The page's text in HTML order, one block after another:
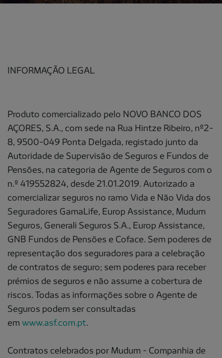
INFORMAÇÃO LEGAL
Produto comercializado pelo NOVO BANCO DOS
AÇORES, S.A., com sede na Rua Hintze Ribeiro, nº2-
8, 9500-049 Ponta Delgada, registado junto da
Autoridade de Supervisão de Seguros e Fundos de
Pensões, na categoria de Agente de Seguros com o
n.º 419552824, desde 21.01.2019. Autorizado a
comercializar seguros no ramo Vida e Não Vida dos
Seguradores GamaLife, Europ Assistance, Mudum
Seguros, Generali Seguros S.A., Europ Assistance,
GNB Fundos de Pensões e Coface. Sem poderes de
representação dos seguradores para a celebração
de contratos de seguro; sem poderes para receber
prémios de seguros e não assume a cobertura de
riscos. Todas as informações sobre o Agente de
Seguros podem ser consultadas
em www.asf.com.pt.
Contratos celebrados por Mudum - Companhia de